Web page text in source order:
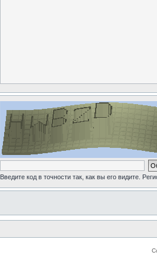
Введите код в точности так, как вы его видите.